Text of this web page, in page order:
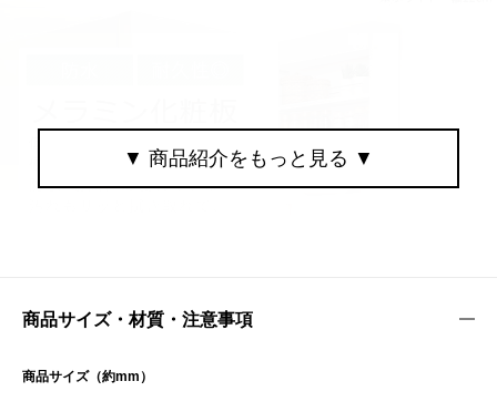
商品サイズ・材質・注意事項
商品サイズ（約mm）